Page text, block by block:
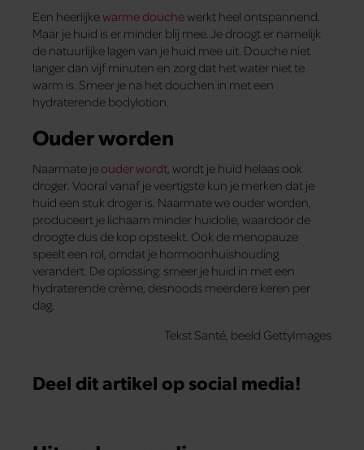
Een heerlijke warme douche werkt heel ontspannend.
Maar je huid is er minder blij mee. Je droogt er namelijk
de natuurlijke lagen van je huid mee uit. Douche niet
langer dan vijf minuten en zorg dat het water niet te
warm is. Smeer je na het douchen in met een
hydraterende bodylotion.
Ouder worden
Naarmate jeouder wordt, wordt je huid helaas ook
droger. Vooral vanaf je veertigste kun je merken dat je
huid een stuk droger is. Naarmate we ouder worden,
produceert je lichaam minder huidolie, waardoor de
droogte dus de kop opsteekt. Ook de menopauze
speelt een rol, omdat je hormoonhuishouding
verandert. De oplossing: smeer je huid in met een
hydraterende crème, desnoods meerdere keren per
dag.
Tekst Santé, beeld GettyImages
Deel dit artikel op social media!